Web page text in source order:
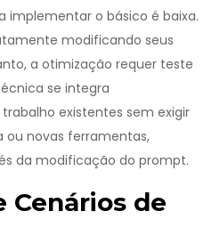
implementar o básico é baixa.
modificando seus
a otimização requer teste
se integra
existentes sem exigir
novas ferramentas,
da modificação do prompt.
Cenários de